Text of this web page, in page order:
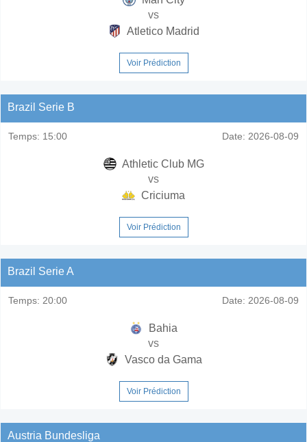
vs
Atletico Madrid
Voir Prédiction
Brazil Serie B
Temps: 15:00 Date: 2026-08-09
Athletic Club MG
vs
Criciuma
Voir Prédiction
Brazil Serie A
Temps: 20:00 Date: 2026-08-09
Bahia
vs
Vasco da Gama
Voir Prédiction
Austria Bundesliga